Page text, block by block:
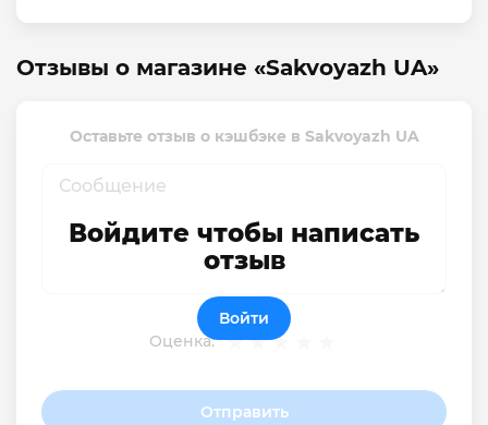
Отзывы о магазине «Sakvoyazh UA»
Оставьте отзыв о кэшбэке в Sakvoyazh UA
Оценка:
Отправить
Войдите чтобы написать
отзыв
Войти